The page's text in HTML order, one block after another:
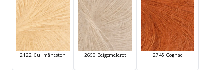
2122 Gul månesten 2650 Beigemeleret 2745 Cognac